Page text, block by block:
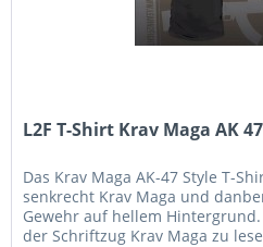
L2F T-Shirt Krav Maga AK
Das Krav Maga AK-47 Style T-
senkrecht Krav Maga und
Gewehr auf hellem
der Schriftzug Krav Maga zu